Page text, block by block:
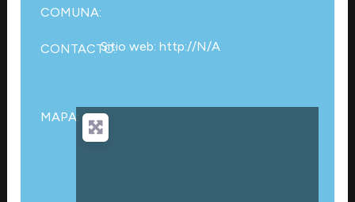
COMUNA:
CONTACTO:Sitio web: http://N/A
MAPA: